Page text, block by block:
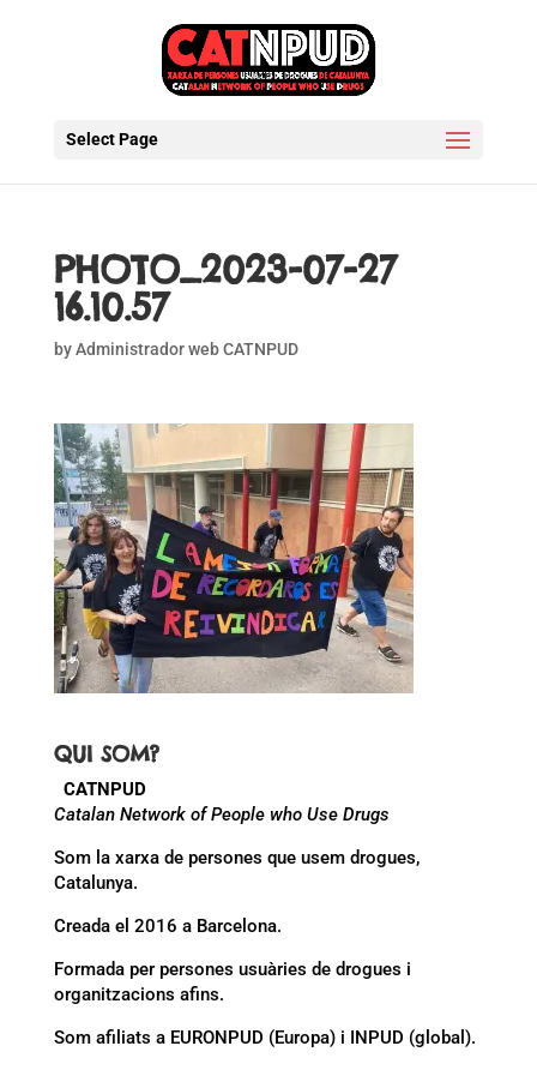
Select Page
PHOTO_2023-07-27
16.10.57
byAdministrador web CATNPUD
QUI SOM?
CATNPUD
Catalan Network of People who Use Drugs
Som la xarxa de persones que usem drogues,
Catalunya.
Creada el 2016 a Barcelona.
Formada per persones usuàries de drogues i
organitzacions afins.
Som afiliats a EURONPUD (Europa) i INPUD (global).